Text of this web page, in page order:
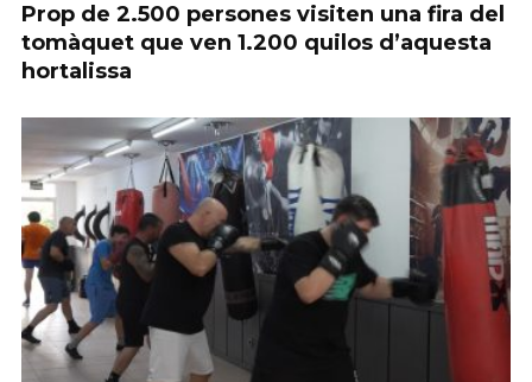
Prop de 2.500 persones visiten una fira del
tomàquet que ven 1.200 quilos d’aquesta
hortalissa